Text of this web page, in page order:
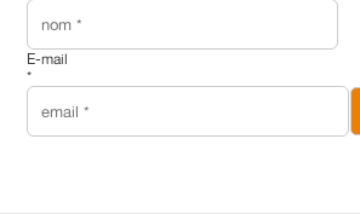
E-mail
*